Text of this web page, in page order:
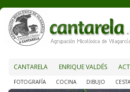
CANTARELA ENRIQUE VALDÉS
FOTOGRAFÍA COCINA DIBUJO